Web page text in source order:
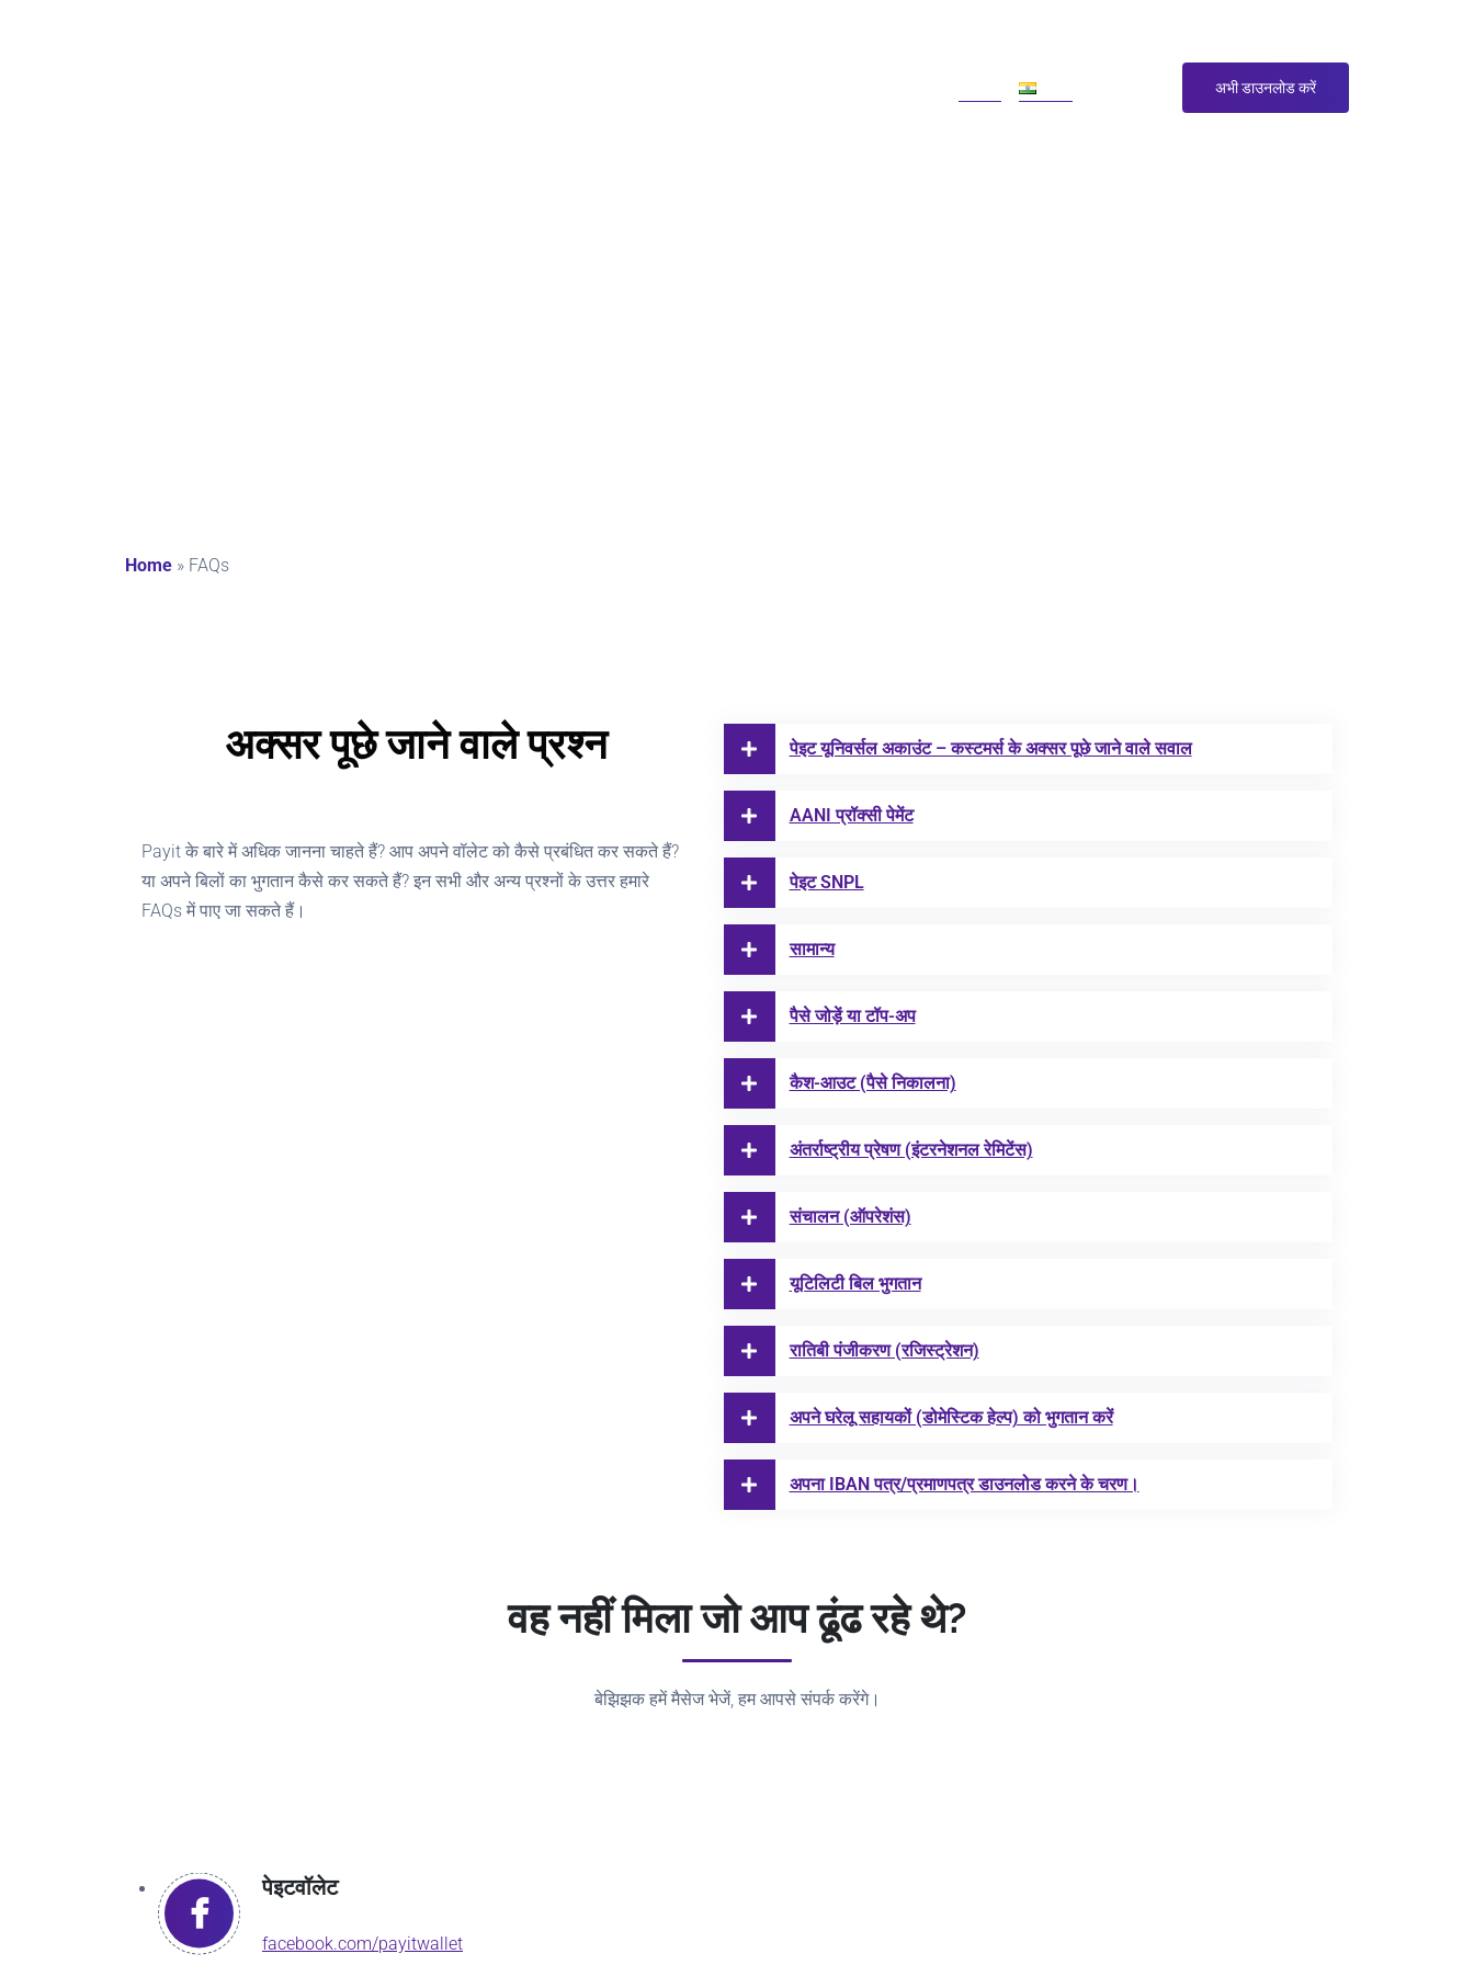
अभी डाउनलोड करें
Home » FAQs
अक्सर पूछे जाने वाले प्रश्न
Payit के बारे में अधिक जानना चाहते हैं? आप अपने वॉलेट को कैसे प्रबंधित कर सकते हैं?
या अपने बिलों का भुगतान कैसे कर सकते हैं? इन सभी और अन्य प्रश्नों के उत्तर हमारे
FAQs में पाए जा सकते हैं।
पेइट यूनिवर्सल अकाउंट – कस्टमर्स के अक्सर पूछे जाने वाले सवाल
AANI प्रॉक्सी पेमेंट
पेइट SNPL
सामान्य
पैसे जोड़ें या टॉप-अप
कैश-आउट (पैसे निकालना)
अंतर्राष्ट्रीय प्रेषण (इंटरनेशनल रेमिटेंस)
संचालन (ऑपरेशंस)
यूटिलिटी बिल भुगतान
रातिबी पंजीकरण (रजिस्ट्रेशन)
अपने घरेलू सहायकों (डोमेस्टिक हेल्प) को भुगतान करें
अपना IBAN पत्र/प्रमाणपत्र डाउनलोड करने के चरण।
वह नहीं मिला जो आप ढूंढ रहे थे?
बेझिझक हमें मैसेज भेजें, हम आपसे संपर्क करेंगे।
पेइटवॉलेट
facebook.com/payitwallet